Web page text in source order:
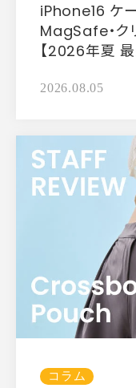
iPhone16 ケ
MagSafe・ク
【2026年夏 最
2026.08.05
コラム